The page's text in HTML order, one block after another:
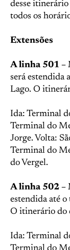
desse itinerário
todos os
Extensões
A linha 501 –
será estendida
Lago. O
Ida: Terminal
Terminal do
Jorge. Volta:
Terminal do
do Vergel.
A linha 502 –
estendida até
O itinerário do
Ida: Terminal